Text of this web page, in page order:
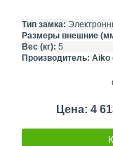
Тип замка:
Размеры внешние
Вес (кг): 5
Производитель: Aiko
Цена: 4